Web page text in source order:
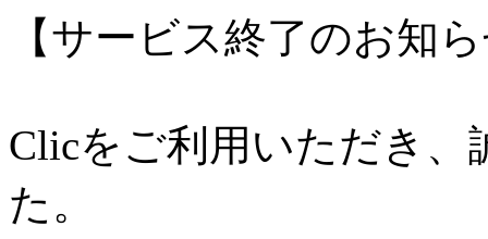
【サービス終了のお知
Clicをご利用いただき
た。